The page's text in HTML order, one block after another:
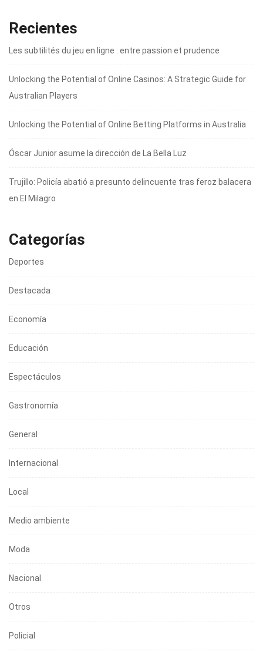
Recientes
Les subtilités du jeu en ligne : entre passion et prudence
Unlocking the Potential of Online Casinos: A Strategic Guide for
Australian Players
Unlocking the Potential of Online Betting Platforms in Australia
Óscar Junior asume la dirección de La Bella Luz
Trujillo: Policía abatió a presunto delincuente tras feroz balacera
en El Milagro
Categorías
Deportes
Destacada
Economía
Educación
Espectáculos
Gastronomía
General
Internacional
Local
Medio ambiente
Moda
Nacional
Otros
Policial